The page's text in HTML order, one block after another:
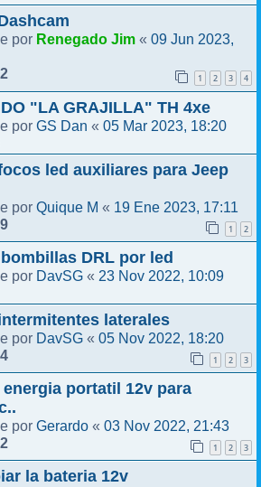
por Renegado Jim « 09 Jun 2023,
1 2 3 4
"LA GRAJILLA" TH 4xe
por GS Dan « 05 Mar 2023, 18:20
led auxiliares para Jeep
por Quique M « 19 Ene 2023, 17:11
1 2
DRL por led
por DavSG « 23 Nov 2022, 10:09
laterales
por DavSG « 05 Nov 2022, 18:20
1 2 3
portatil 12v para
por Gerardo « 03 Nov 2022, 21:43
1 2 3
la bateria 12v